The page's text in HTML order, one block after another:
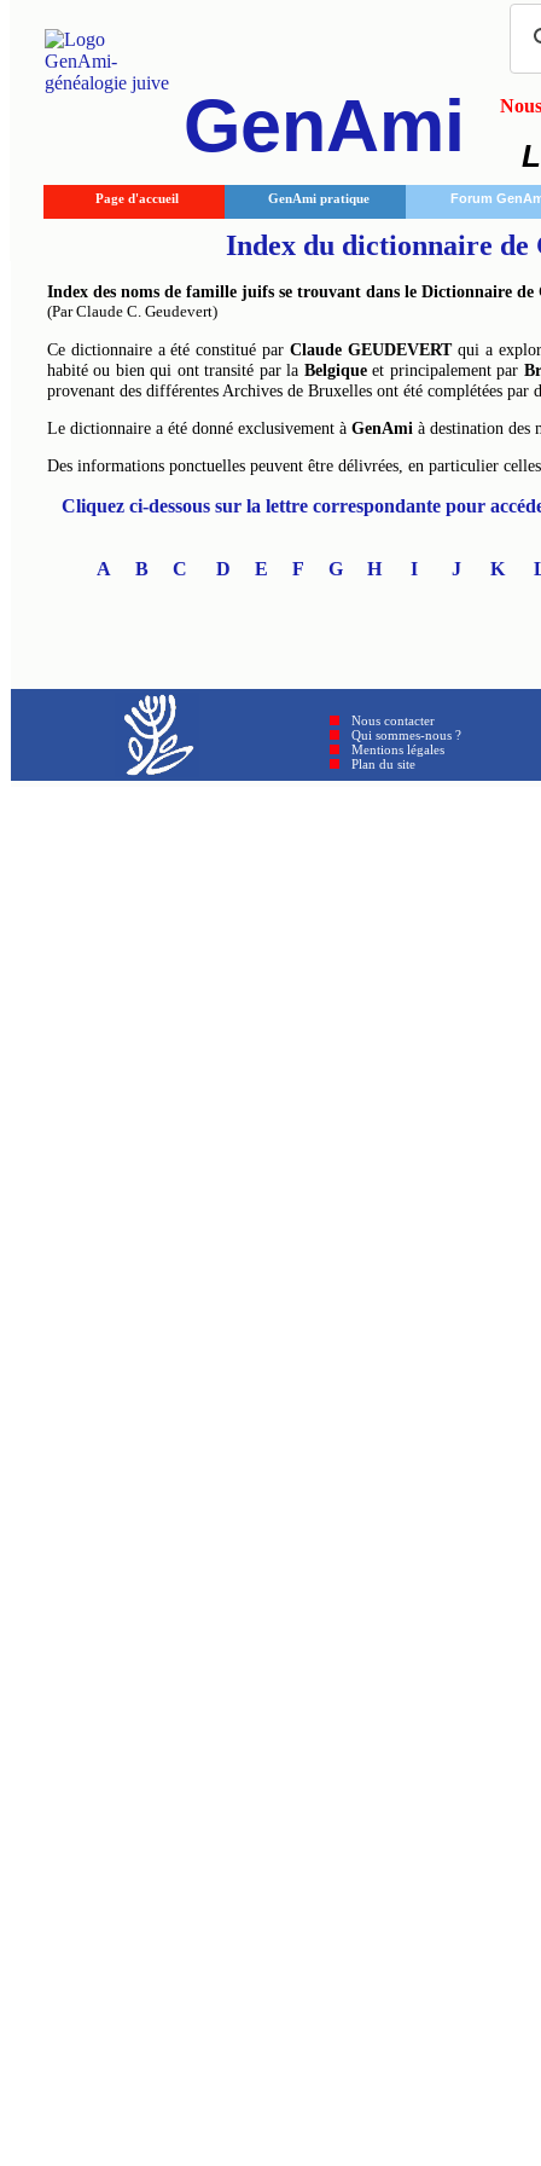
GenAmi
Page d'accueil GenAmi pratique Forum
Index du dictionnaire de
Index des noms de famille juifs se trouvant dans le Dictionnaire de
(Par Claude C. Geudevert)
Ce dictionnaire a été constitué parClaude GEUDEVERTqui a
habité ou bien qui ont transité par la Belgiqueet principalement par
provenant des différentes Archives de Bruxelles ont été complétées par
Le dictionnaire a été donné exclusivement à GenAmi à destination des
Des informations ponctuelles peuvent être délivrées, en particulier
Cliquez ci-dessous sur la lettre correspondante pour
A B C D E F G H I J K
Nous contacter
Qui sommes-nous ?
Mentions légales
Plan du site © GenAmi